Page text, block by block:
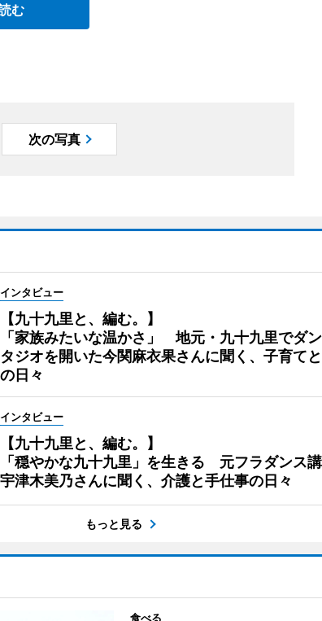
む
次の写真
インタビュー
【九十九里と、編む。】
「家族みたいな温かさ」 地元・九十九里でダ
タジオを開いた今関麻衣果さんに聞く、子育て
の日々
インタビュー
【九十九里と、編む。】
「穏やかな九十九里」を生きる 元フラダンス講
宇津木美乃さんに聞く、介護と手仕事の日々
もっと見る
食べる